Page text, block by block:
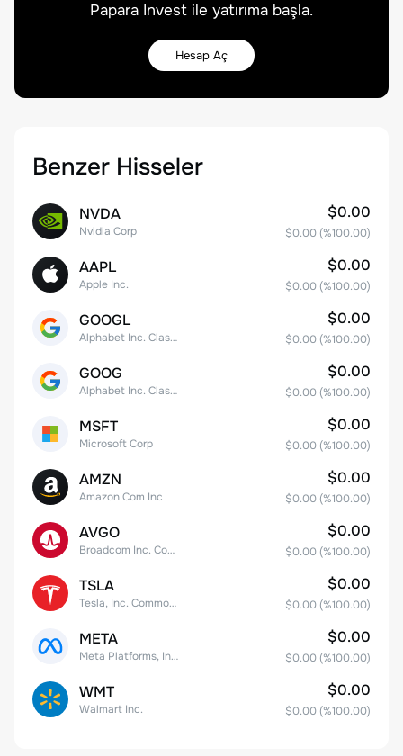
Papara Invest ile yatırıma başla.
Hesap Aç
Benzer Hisseler
NVDA
Nvidia Corp
$0.00
$0.00 (%100.00)
AAPL
Apple Inc.
$0.00
$0.00 (%100.00)
GOOGL
Alphabet Inc. Class A Common Stock
$0.00
$0.00 (%100.00)
GOOG
Alphabet Inc. Class C Capital Stock
$0.00
$0.00 (%100.00)
MSFT
Microsoft Corp
$0.00
$0.00 (%100.00)
AMZN
Amazon.Com Inc
$0.00
$0.00 (%100.00)
AVGO
Broadcom Inc. Common Stock
$0.00
$0.00 (%100.00)
TSLA
Tesla, Inc. Common Stock
$0.00
$0.00 (%100.00)
META
Meta Platforms, Inc. Class A Common Stock
$0.00
$0.00 (%100.00)
WMT
Walmart Inc.
$0.00
$0.00 (%100.00)